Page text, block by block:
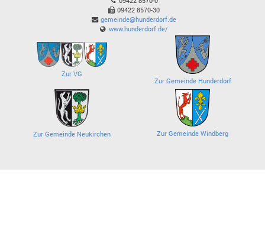
09422 8570-30
gemeinde@hunderdorf.de
www.hunderdorf.de/
Zur VG
Zur Gemeinde Hunderdorf
Zur Gemeinde Neukirchen Zur Gemeinde Windberg